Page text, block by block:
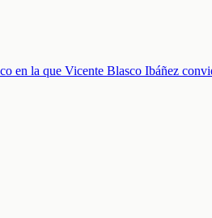
en la que Vicente Blasco Ibáñez